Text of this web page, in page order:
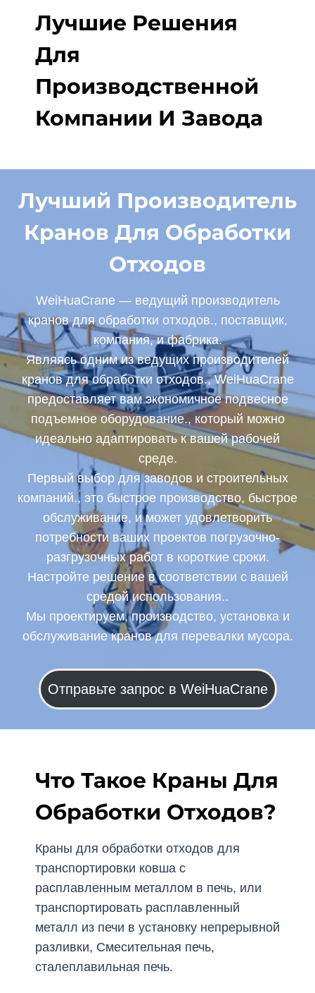
Лучшие Решения
Для
Производственной
Компании И Завода
Лучший Производитель
Кранов Для Обработки
Отходов
WeiHuaCrane — ведущий производитель
кранов для обработки отходов., поставщик,
компания, и фабрика.
Являясь одним из ведущих производителей
кранов для обработки отходов., WeiHuaCrane
предоставляет вам экономичное подвесное
подъемное оборудование., который можно
идеально адаптировать к вашей рабочей
среде.
Первый выбор для заводов и строительных
компаний., это быстрое производство, быстрое
обслуживание, и может удовлетворить
потребности ваших проектов погрузочно-
разгрузочных работ в короткие сроки.
Настройте решение в соответствии с вашей
средой использования..
Мы проектируем, производство, установка и
обслуживание кранов для перевалки мусора.
Отправьте запрос в WeiHuaCrane
Что Такое Краны Для
Обработки Отходов?
Краны для обработки отходов для
транспортировки ковша с
расплавленным металлом в печь, или
транспортировать расплавленный
металл из печи в установку непрерывной
разливки, Смесительная печь,
сталеплавильная печь.